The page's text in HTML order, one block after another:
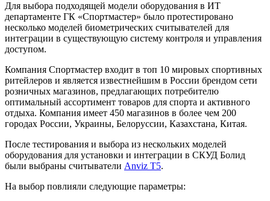
Для выбора подходящей модели оборудования в ИТ
департаменте ГК «Спортмастер» было протестировано
несколько моделей биометрических считывателей для
интеграции в существующую систему контроля и управления
доступом.
Компания Спортмастер входит в топ 10 мировых спортивных
ритейлеров и является известнейшим в России брендом сети
розничных магазинов, предлагающих потребителю
оптимальный ассортимент товаров для спорта и активного
отдыха. Компания имеет 450 магазинов в более чем 200
городах России, Украины, Белоруссии, Казахстана, Китая.
После тестирования и выбора из нескольких моделей
оборудования для установки и интеграции в СКУД Болид
были выбраны считыватели Anviz T5.
На выбор повлияли следующие параметры: